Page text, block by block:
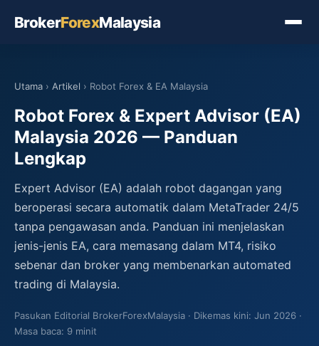
BrokerForexMalaysia
Utama › Artikel › Robot Forex & EA Malaysia
Robot Forex & Expert Advisor (EA)
Malaysia 2026 — Panduan
Lengkap
Expert Advisor (EA) adalah robot dagangan yang
beroperasi secara automatik dalam MetaTrader 24/5
tanpa pengawasan anda. Panduan ini menjelaskan
jenis-jenis EA, cara memasang dalam MT4, risiko
sebenar dan broker yang membenarkan automated
trading di Malaysia.
Pasukan Editorial BrokerForexMalaysia
Dikemas kini: Jun 2026
Masa baca: 9 minit